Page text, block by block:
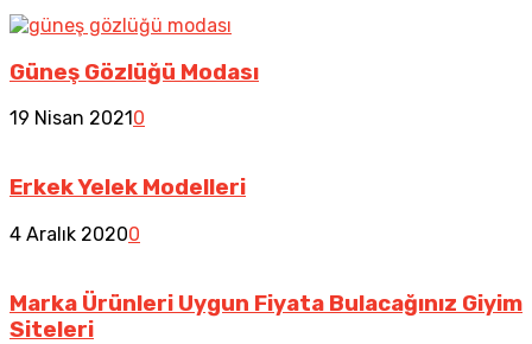
Güneş Gözlüğü Modası
19 Nisan 2021 0
Erkek Yelek Modelleri
4 Aralık 20200
Marka Ürünleri Uygun Fiyata Bulacağınız Giyim
Siteleri